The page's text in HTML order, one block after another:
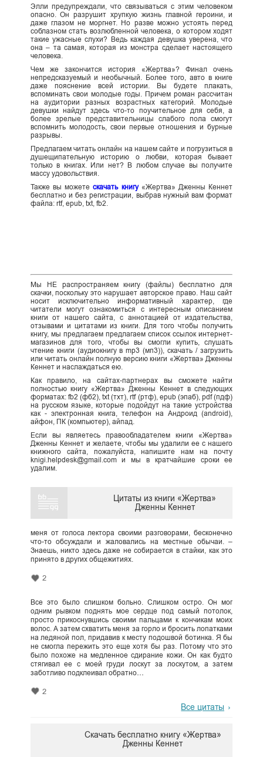
Элли предупреждали, что связываться с этим человеком
опасно. Он разрушит хрупкую жизнь главной героини, и
даже глазом не моргнет. Но разве можно устоять перед
соблазном стать возлюбленной человека, о котором ходят
такие ужасные слухи? Ведь каждая девушка уверена, что
она – та самая, которая из монстра сделает настоящего
человека.
Чем же закончится история «Жертва»? Финал очень
непредсказуемый и необычный. Более того, авто в книге
даже пояснение всей истории. Вы будете плакать,
вспоминать свои молодые годы. Причем роман рассчитан
на аудитории разных возрастных категорий. Молодые
девушки найдут здесь что-то поучительное для себя, а
более зрелые представительницы слабого пола смогут
вспомнить молодость, свои первые отношения и бурные
разрывы.
Предлагаем читать онлайн на нашем сайте и погрузиться в
душещипательную историю о любви, которая бывает
только в книгах. Или нет? В любом случае вы получите
массу удовольствия.
Также вы можетескачать книгу«Жертва» Дженны Кеннет
бесплатно и без регистрации, выбрав нужный вам формат
файла: rtf, epub, txt, fb2.
Мы НЕ распространяем книгу (файлы) бесплатно для
скачки, поскольку это нарушает авторское право. Наш сайт
носит исключительно информативный характер, где
читатели могут ознакомиться с интересным описанием
книги от нашего сайта, с аннотацией от издательства,
отзывами и цитатами из книги. Для того чтобы получить
книгу, мы предлагаем предлагаем список ссылок интернет-
магазинов для того, чтобы вы смогли купить, слушать
чтение книги (аудиокнигу в mp3 (мп3)), скачать / загрузить
или читать онлайн полную версию книги «Жертва» Дженны
Кеннет и наслаждаться ею.
Как правило, на сайтах-партнерах вы сможете найти
полностью книгу «Жертва» Дженны Кеннет в следующих
форматах: fb2 (фб2), txt (тхт), rtf (ртф), epub (эпаб), pdf (пдф)
на русском языке, которые подойдут на такие устройства
как - электронная книга, телефон на Андроид (android),
айфон, ПК (компьютер), айпад.
Если вы являетесь правообладателем книги «Жертва»
Дженны Кеннет и желаете, чтобы мы удалили ее с нашего
книжного сайта, пожалуйста, напишите нам на почту
knigi.helpdesk@gmail.com и мы в кратчайшие сроки ее
удалим.
Цитаты из книги «Жертва»
Дженны Кеннет
меня от голоса лектора своими разговорами, бесконечно
что-то обсуждали и жаловались на местные обычаи. –
Знаешь, никто здесь даже не собирается в стайки, как это
принято в других общежитиях.
2
Все это было слишком больно. Слишком остро. Он мог
одним рывком поднять мое сердце под самый потолок,
просто прикоснувшись своими пальцами к кончикам моих
волос. А затем схватить меня за горло и бросить лопатками
на ледяной пол, придавив к месту подошвой ботинка. Я бы
не смогла пережить это еще хотя бы раз. Потому что это
было похоже на медленное сдирание кожи. Он как будто
стягивал ее с моей груди лоскут за лоскутом, а затем
заботливо подклеивал обратно…
2
Все цитаты
Скачать бесплатно книгу «Жертва»
Дженны Кеннет